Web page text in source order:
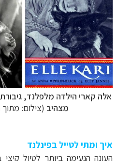
אלה קארי הילדה מלפלנד, גיבורת
מצהיב (צילום:
איך ומתי לטייל בפינלנד
העונה הנעימה ביותר לטיול קיצי